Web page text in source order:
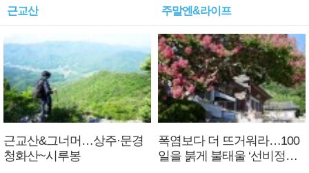
근교산
근교산&그너머…상주·문경
청화산~시루봉
주말엔&라이프
폭염보다 더 뜨거워라…100
일을 붉게 불태울 ‘선비정신’